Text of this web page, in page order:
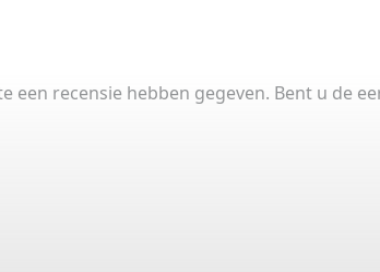
een recensie hebben gegeven. Bent u de